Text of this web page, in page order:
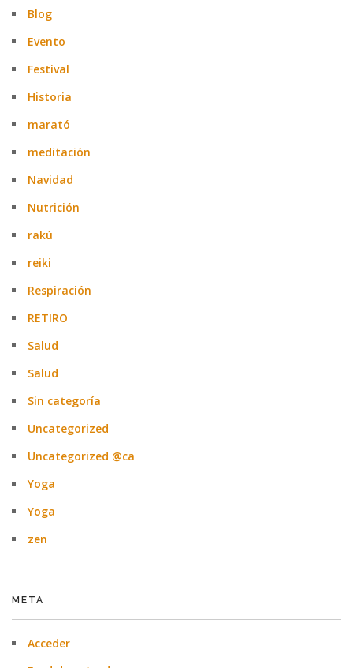
Blog
Evento
Festival
Historia
marató
meditación
Navidad
Nutrición
rakú
reiki
Respiración
RETIRO
Salud
Salud
Sin categoría
Uncategorized
Uncategorized @ca
Yoga
Yoga
zen
META
Acceder